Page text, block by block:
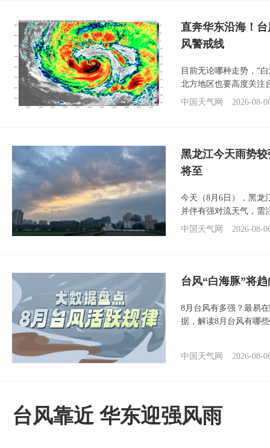
直奔华东沿海！
风警戒线
目前无论哪种走势，“
北方地区也要高度关注
中国天气网
2026-08-
黑龙江今天雨势
将至
今天（8月6日），黑龙
并伴有强对流天气，需
中国天气网
2026-08-
台风“白海豚”将
8月台风有多强？最易
据，解读8月台风有哪
中国天气网 2026-08-
台风靠近 华东迎强风雨